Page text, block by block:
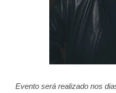
Evento será realizado nos